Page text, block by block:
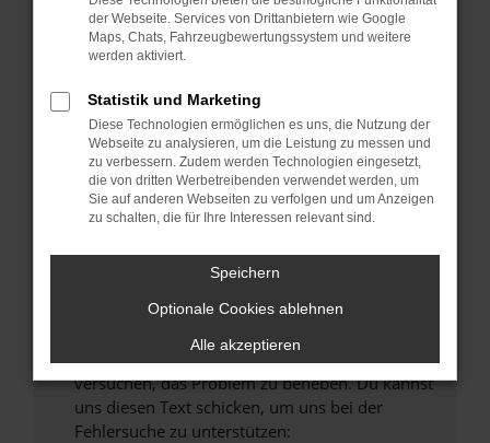
Fenster?
Starte dein Gerät neu.
Probleme zu beheben.
Stelle sicher, dass dein Browser und dein
Betriebssystem auf dem neuesten Stand
sind.
Veraltete Software birgt nicht nur ein
Sicherheitsrisiko, sondern kann auch dazu
führen, dass bestimmte Funktionen nicht mehr
unterstützt werden.
Wende dich an den Webseitenbetreiber.
Wenn du alle oben genannten Schritte versucht
hast, kontaktiere uns bitte. Wir werden
versuchen, das Problem zu beheben. Du kannst
uns diesen Text schicken, um uns bei der
Fehlersuche zu unterstützen:
der Webseite. Services von Drittanbietern wie Google
Maps, Chats, Fahrzeugbewertungssystem und weitere
werden aktiviert.
Statistik und Marketing
Diese Technologien ermöglichen es uns, die Nutzung der
Webseite zu analysieren, um die Leistung zu messen und
zu verbessern. Zudem werden Technologien eingesetzt,
die von dritten Werbetreibenden verwendet werden, um
Sie auf anderen Webseiten zu verfolgen und um Anzeigen
zu schalten, die für Ihre Interessen relevant sind.
Speichern
Optionale Cookies ablehnen
Alle akzeptieren